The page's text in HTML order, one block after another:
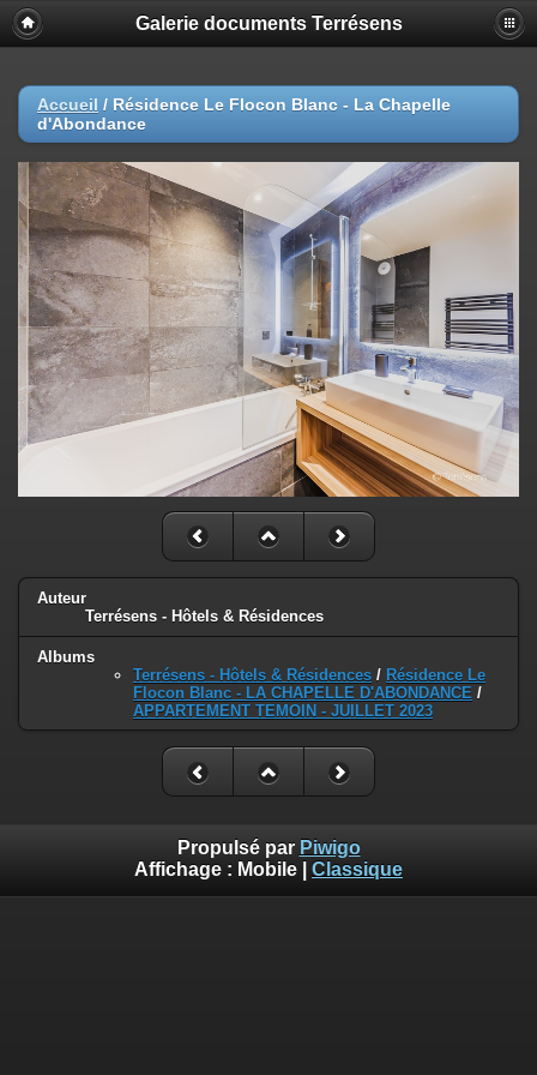
Galerie documents Terrésens
Accueil / Résidence Le Flocon Blanc - La Chapelle
d'Abondance
Auteur
Terrésens - Hôtels & Résidences
Albums
Terrésens - Hôtels & Résidences / Résidence Le
Flocon Blanc - LA CHAPELLE D'ABONDANCE /
APPARTEMENT TEMOIN - JUILLET 2023
Propulsé par Piwigo
Affichage : Mobile Classique